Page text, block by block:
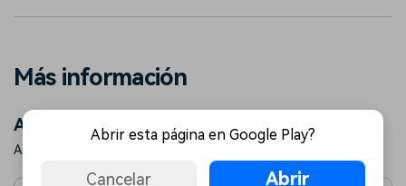
Más información
Artículos relacionados
Aprende más artículos populares.
Abrir esta página en Google Play?
Cancelar Abrir